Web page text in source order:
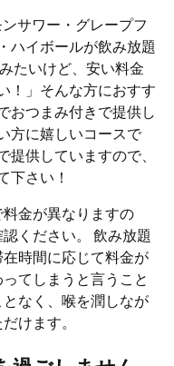
ンサワー・グレープフ
ハイボールが飲み放題
たいけど、安い料金
！」そんな方におすす
おつまみ付きで提供し
方に嬉しいコースで
供していますので、
下さい！
金が異なりますの
ください。 飲み放題
時間に応じて料金が
てしまうと言うこと
なく、喉を潤しなが
けます。